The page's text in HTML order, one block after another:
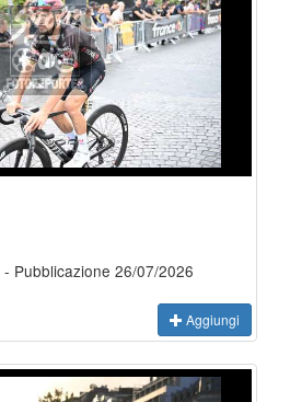
- Pubblicazione 26/07/2026
Aggiungi